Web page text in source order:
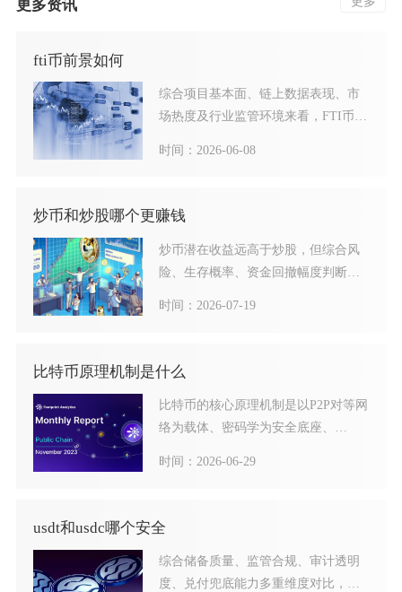
更多资讯
fti币前景如何
综合项目基本面、链上数据表现、市
场热度及行业监管环境来看，FTI币整
时间：2026-06-08
炒币和炒股哪个更赚钱
炒币潜在收益远高于炒股，但综合风
险、生存概率、资金回撤幅度判断，
时间：2026-07-19
比特币原理机制是什么
比特币的核心原理机制是以P2P对等网
络为载体、密码学为安全底座、
时间：2026-06-29
usdt和usdc哪个安全
综合储备质量、监管合规、审计透明
度、兑付兜底能力多重维度对比，常